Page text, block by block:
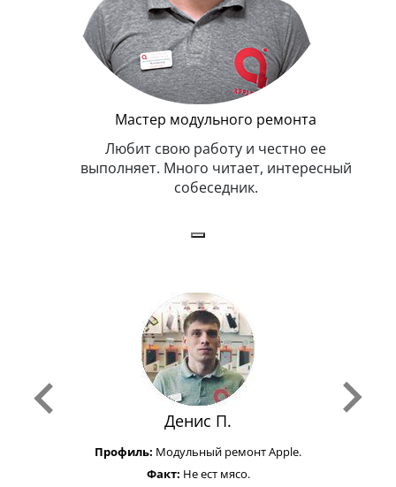
Мастер модульного ремонта
Любит свою работу и честно ее
выполняет. Много читает, интересный
собеседник.
Денис П.
Профиль: Модульный ремонт Apple.
Факт: Не ест мясо.